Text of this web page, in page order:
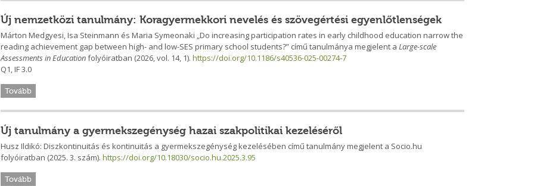
Új nemzetközi tanulmány: Koragyermekkori nevelés és szövegértési egyenlőtlenségek
Márton Medgyesi, Isa Steinmann és Maria Symeonaki „Do increasing participation rates in early childhood education narrow the
reading achievement gap between high- and low-SES primary school students?” című tanulmánya megjelent aLarge-scale
Assessments in Educationfolyóiratban (2026, vol. 14, 1).https://doi.org/10.1186/s40536-025-00274-7
Q1, IF 3.0
Tovább
Új tanulmány a gyermekszegénység hazai szakpolitikai kezeléséről
Husz Ildikó: Diszkontinuitás és kontinuitás a gyermekszegénység kezelésében című tanulmány megjelent a Socio.hu
folyóiratban (2025. 3. szám).https://doi.org/10.18030/socio.hu.2025.3.95
Tovább